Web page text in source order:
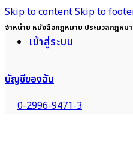
Skip to contentSkip to
จำหน่าย หนังสือกฎหมาย ประมวลกฎหม
เข้าสู่ระบบ
บัญชีของฉัน
0-2996-9471-3